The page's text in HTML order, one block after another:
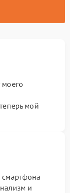
мой
и